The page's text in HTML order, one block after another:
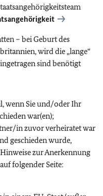
– bei Geburt des
wird die „lange“
sind benötigt
wenn Sie und/oder Ihr
war(en);
in zuvor verheiratet war
geschieden wurde,
zur Anerkennung
folgender Seite: